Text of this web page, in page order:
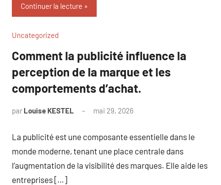
Continuer la lecture
Uncategorized
Comment la publicité influence la
perception de la marque et les
comportements d’achat.
par Louise KESTEL mai 29, 2026
La publicité est une composante essentielle dans le
monde moderne, tenant une place centrale dans
l’augmentation de la visibilité des marques. Elle aide les
entreprises […]